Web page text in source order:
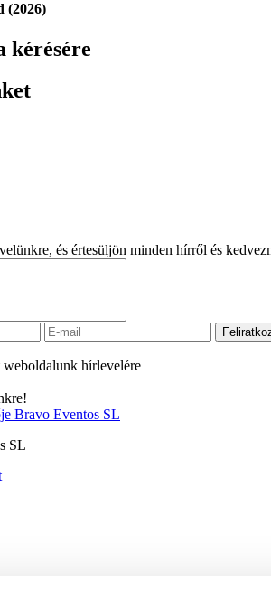
(2026)
kérésére
és értesüljön minden hírről és
weboldalunk hírlevelére
SL